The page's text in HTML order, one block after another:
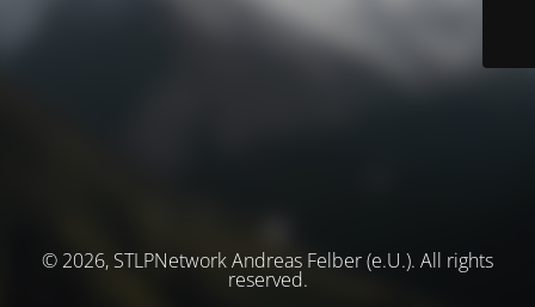
© 2026, STLPNetwork Andreas Felber (e.U.). All rights
reserved.